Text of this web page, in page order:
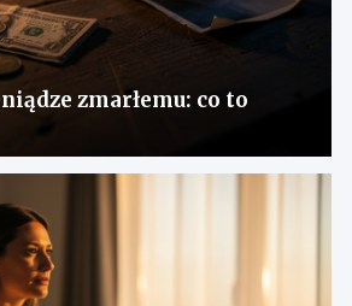
zmarłemu: co to